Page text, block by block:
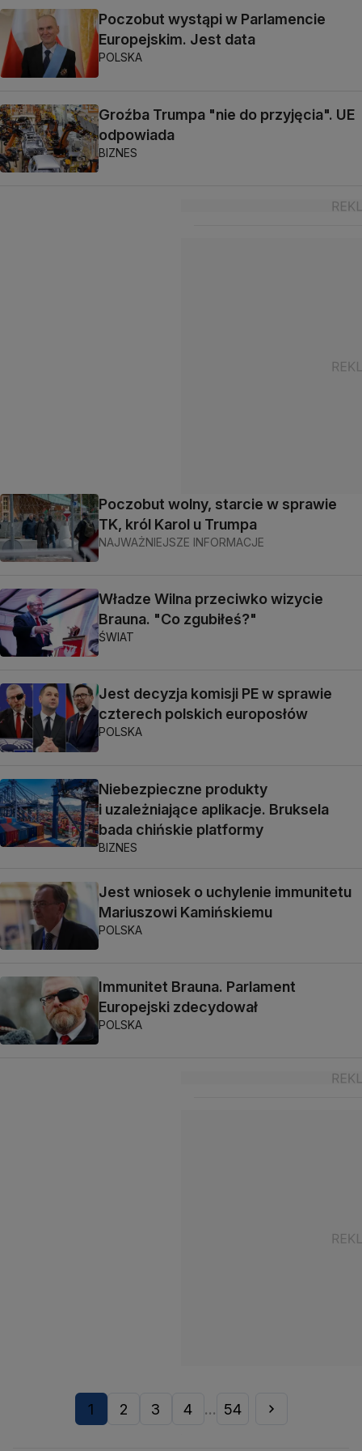
Poczobut wystąpi w Parlamencie
Europejskim. Jest data
POLSKA
Groźba Trumpa "nie do przyjęcia". UE
odpowiada
BIZNES
Poczobut wolny, starcie w sprawie
TK, król Karol u Trumpa
NAJWAŻNIEJSZE INFORMACJE
Władze Wilna przeciwko wizycie
Brauna. "Co zgubiłeś?"
ŚWIAT
Jest decyzja komisji PE w sprawie
czterech polskich europosłów
POLSKA
Niebezpieczne produkty
i uzależniające aplikacje. Bruksela
bada chińskie platformy
BIZNES
Jest wniosek o uchylenie immunitetu
Mariuszowi Kamińskiemu
POLSKA
Immunitet Brauna. Parlament
Europejski zdecydował
POLSKA
1 2 3 4 ... 54